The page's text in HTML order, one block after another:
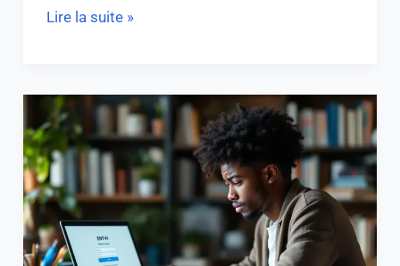
Lire la suite »
Accédez
facilement
à
votre
ENT41
:
Guide